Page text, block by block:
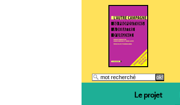
Le projet